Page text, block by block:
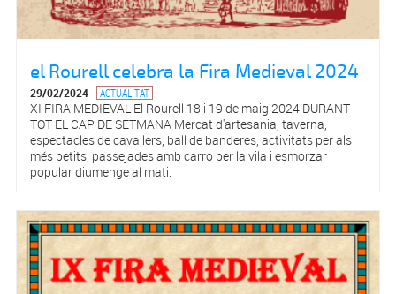
el Rourell celebra la Fira Medieval 2024
29/02/2024 ACTUALITAT
XI FIRA MEDIEVAL El Rourell 18 i 19 de maig 2024 DURANT
TOT EL CAP DE SETMANA Mercat d'artesania, taverna,
espectacles de cavallers, ball de banderes, activitats per als
més petits, passejades amb carro per la vila i esmorzar
popular diumenge al mati.